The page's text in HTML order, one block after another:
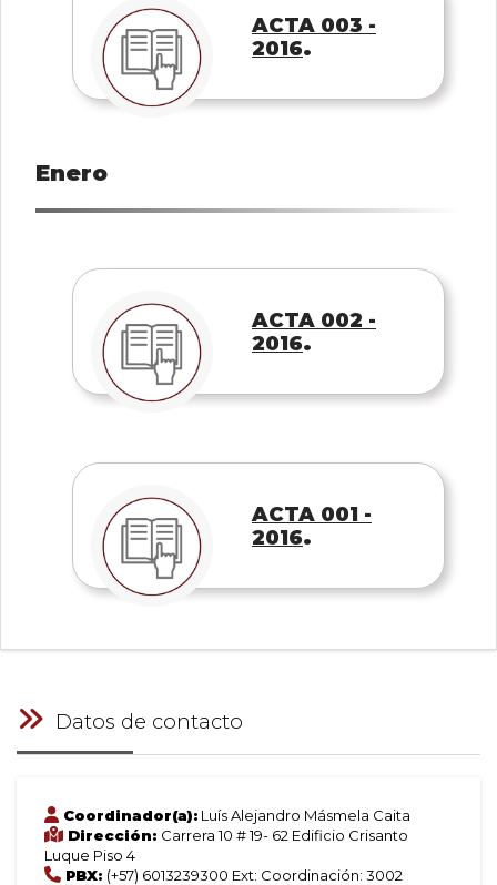
ACTA 003 -
2016.
Enero
ACTA 002 -
2016.
ACTA 001 -
2016.
Datos de contacto
Coordinador(a): Luís Alejandro Másmela Caita
Dirección: Carrera 10 # 19- 62 Edificio Crisanto
Luque Piso 4
PBX: (+57) 6013239300 Ext: Coordinación: 3002